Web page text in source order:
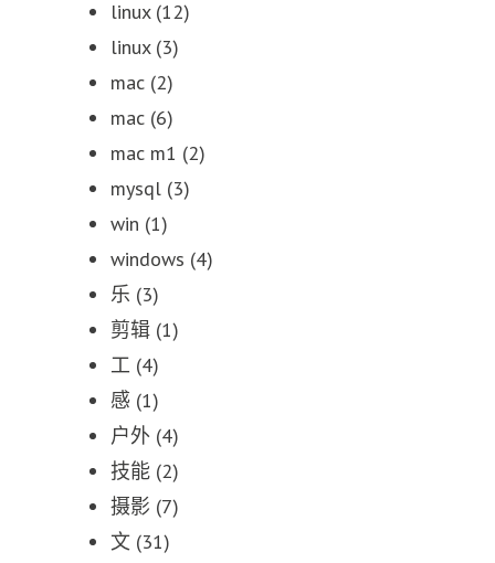
linux(12)
linux(3)
mac (2)
mac (6)
mac m1 (2)
mysql (3)
win (1)
windows (4)
乐 (3)
剪辑 (1)
工 (4)
感 (1)
户外 (4)
技能 (2)
摄影 (7)
文 (31)